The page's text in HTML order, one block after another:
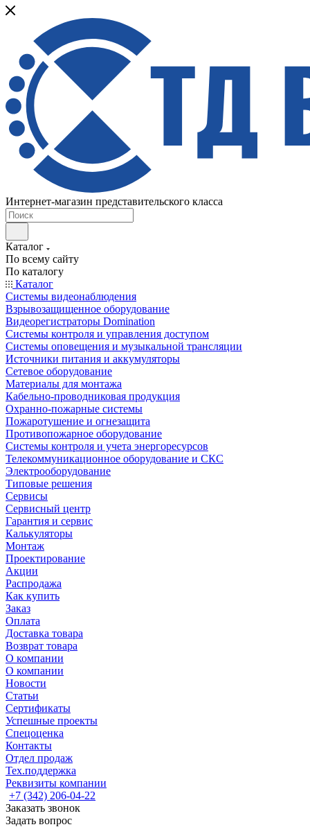
Интернет-магазин представительского класса
Каталог
По всему сайту
По каталогу
Каталог
Системы видеонаблюдения
Взрывозащищенное оборудование
Видеорегистраторы Domination
Системы контроля и управления доступом
Системы оповещения и музыкальной трансляции
Источники питания и аккумуляторы
Сетевое оборудование
Материалы для монтажа
Кабельно-проводниковая продукция
Охранно-пожарные системы
Пожаротушение и огнезащита
Противопожарное оборудование
Системы контроля и учета энергоресурсов
Телекоммуникационное оборудование и СКС
Электрооборудование
Типовые решения
Сервисы
Сервисный центр
Гарантия и сервис
Калькуляторы
Монтаж
Проектирование
Акции
Распродажа
Как купить
Заказ
Оплата
Доставка товара
Возврат товара
О компании
О компании
Новости
Статьи
Сертификаты
Успешные проекты
Спецоценка
Контакты
Отдел продаж
Тех.поддержка
Реквизиты компании
+7 (342) 206-04-22
Заказать звонок
Задать вопрос